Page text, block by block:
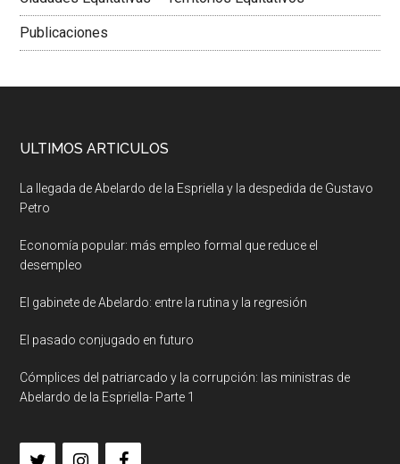
Publicaciones
ULTIMOS ARTICULOS
La llegada de Abelardo de la Espriella y la despedida de Gustavo
Petro
Economía popular: más empleo formal que reduce el
desempleo
El gabinete de Abelardo: entre la rutina y la regresión
El pasado conjugado en futuro
Cómplices del patriarcado y la corrupción: las ministras de
Abelardo de la Espriella- Parte 1